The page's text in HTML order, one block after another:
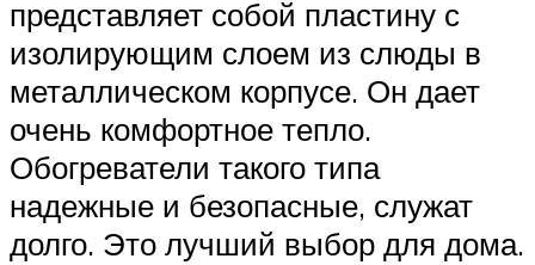
представляет собой пластину с
изолирующим слоем из слюды в
металлическом корпусе. Он дает
очень комфортное тепло.
Обогреватели такого типа
надежные и безопасные, служат
долго. Это лучший выбор для дома.